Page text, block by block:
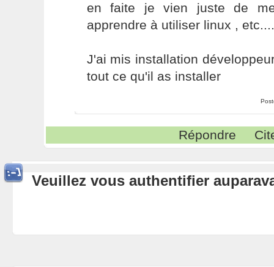
en faite je vien juste de
apprendre à utiliser linux , etc....
J'ai mis installation
tout ce qu'il as installer
Répondre
Veuillez vous authentifier